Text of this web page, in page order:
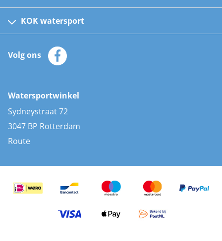
Kinder reddingsvesten
Automatische reddingsvesten
Zeilkleding
Zonnepanelen
AIS transponders
Stootwillen en fenders
Bootkussens
Zwemtrappen
KOK watersport
Klantenservice
Merken
Volg ons
Watersportwinkel
Sydneystraat 72
3047 BP Rotterdam
Route